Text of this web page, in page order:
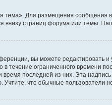
Для размещения сообщения
внизу страниц форума или темы.
вы можете редактировать
в течение ограниченного времени
время последней из них. Эта
что обычные пользователи